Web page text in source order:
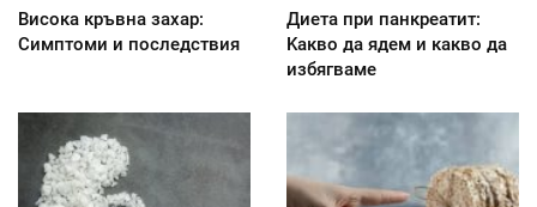
Висока кръвна захар:
Симптоми и последствия
Диета при панкреатит:
Kакво да ядем и какво да
избягваме